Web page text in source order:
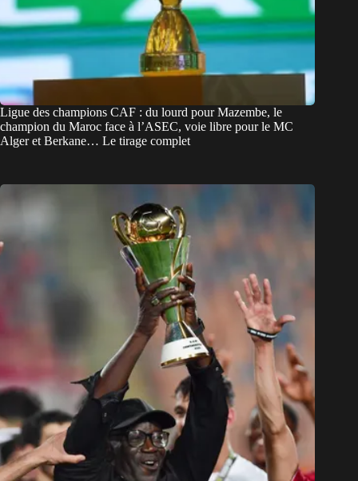
Ligue des champions CAF : du lourd pour Mazembe, le
champion du Maroc face à l’ASEC, voie libre pour le MC
Alger et Berkane… Le tirage complet